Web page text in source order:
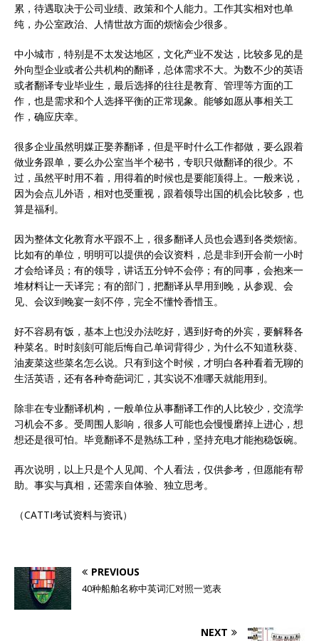
累，待遇取决于公司业绩、政策和个人能力。工作其实相对也单
纯，办公室政治、人情世故方面的烦恼会少很多。
中小城市，特别是不太发达地区，文化产业不发达，比较多见的是
外向型企业或者公共机构的翻译，总体需求不大。为数不少的英语
或者翻译专业毕业生，最后选择的往往是教育、管理等方面的工
作，也是需求和个人选择平衡的正常现象。能够如愿从事相关工
作，确应庆幸。
很多企业虽然明媒正娶养翻译，但是平时什么工作都做，要么跟着
做业务跟单，要么办公室当半个秘书，专职只做翻译的很少。不
过，虽然平时用不着，用得着的时候也是要能顶得上。一般来说，
因为会点儿外语，相对也受重视，跟着领导出国的机会比较多，也
算是福利。
因为整体文化教育水平跟不上，很多翻译人员也会遇到各类烦恼。
比如有的单位，明明可以提供的会议资料，总是非到开会前一小时
才会给译员；有的领导，讲话五分钟不会停；有的同事，会抱来一
堆材料让一天译完；有的部门，把翻译从早用到晚，从参观、会
见、会议到晚宴一刻不停，完全不懂怜香惜玉。
好不容易有饭，基本上也没办法吃好，遇到好奇的外宾，要解释各
种菜名。时时刻刻可能后悔自己单词背得少，为什么不知道秋葵、
油麦菜这些菜名怎么说。只有到这个时候，才明白各种看着无聊的
生活英语，还有各种奇葩词汇，其实说不准哪天就能用到。
除非在专业翻译机构，一般单位从事翻译工作的人比较少，交流学
习机会不多。受周围人影响，很多人可能也会慢慢磨掉上进心，想
想还是很可怕。毕竟翻译不是熟练工种，坚持充电才能抱稳饭碗。
再次说明，以上只是个人见闻、个人看法，仅供参考，但愿能有帮
助。事实与真相，还需亲自体验、独立思考。
（CATTI考试资料与资讯）
PREVIOUS
40种船舶名称中英词汇对照一览表
NEXT